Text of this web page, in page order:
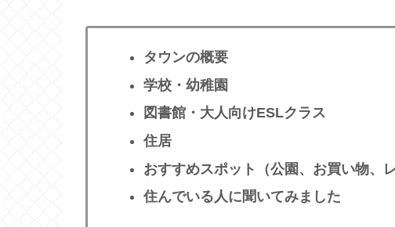
タウンの概要
学校・幼稚園
図書館・大人向けESLクラス
住居
おすすめスポット（公園、お買い物、
住んでいる人に聞いてみました